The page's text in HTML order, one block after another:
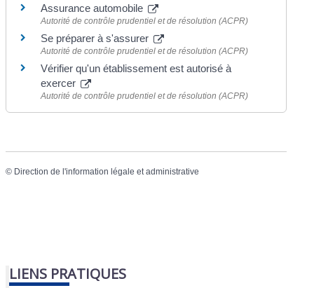
Assurance automobile
Autorité de contrôle prudentiel et de résolution (ACPR)
Se préparer à s'assurer
Autorité de contrôle prudentiel et de résolution (ACPR)
Vérifier qu'un établissement est autorisé à
exercer
Autorité de contrôle prudentiel et de résolution (ACPR)
© Direction de l'information légale et administrative
LIENS PRATIQUES